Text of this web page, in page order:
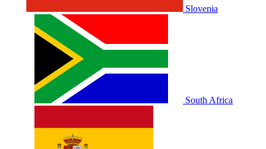
Slovenia
South Africa